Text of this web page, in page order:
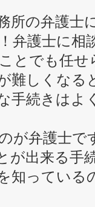
所の弁護士
弁護士に相
とでも任
難しくなる
手続きはよ
が弁護士で
が出来る手
知っている